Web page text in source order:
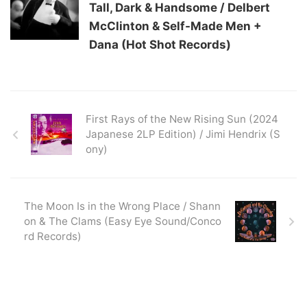
Tall, Dark & Handsome / Delbert
McClinton & Self-Made Men +
Dana (Hot Shot Records)
First Rays of the New Rising Sun (2024
Japanese 2LP Edition) / Jimi Hendrix (S
ony)
The Moon Is in the Wrong Place / Shann
on & The Clams (Easy Eye Sound/Conco
rd Records)